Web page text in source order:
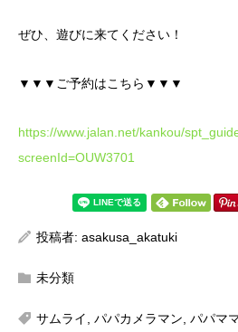
ぜひ、遊びに来てください！
▼▼▼ご予約はこちら▼▼▼
https://www.jalan.net/kankou/
screenId=OUW3701
投稿者: asakusa_akatuki
未分類
サムライ パパカメラマン パパマ